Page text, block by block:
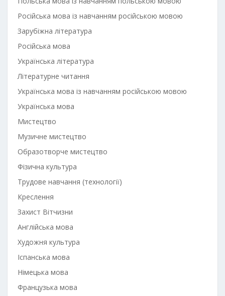
Російська мова із навчанням російською мовою
Зарубіжна література
Російська мова
Українська література
Літературне читання
Українська мова із навчанням російською мовою
Українська мова
Мистецтво
Музичне мистецтво
Образотворче мистецтво
Фізична культура
Трудове навчання (технології)
Креслення
Захист Вітчизни
Англійська мова
Художня культура
Іспанська мова
Німецька мова
Французька мова